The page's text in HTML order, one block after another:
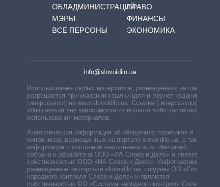
ОБЛАДМИНИСТРАЦИЙ
МЭРЫ
ВСЕ ПЕРСОНЫ
ПРАВО
ФИНАНСЫ
ЭКОНОМИКА
info@slovoidilo.ua
Использование любых материалов, размещённых на сайте,
разрешается при указании ссылки (для интернет-изданий —
гиперссылки) на www.slovoidilo.ua. Ссылка (гиперссылка)
обязательна вне зависимости от полного либо частичного
использования материалов.
Аналитическая информация об обещаниях политиков и
чиновников, размещенных на портале slovoidilo.ua, а также
информация о состоянии выполнения этих обещаний,
собрана и обработана ООО «ИА Слово и Дело» и является
собственностью ООО «ИА Слово и Дело». Инфографики,
размещенные на портале slovoidilo.ua, созданы ОО «Система
народного контроля Слово и Дело» и являются
собственностью ОО «Система народного контроля Слово и